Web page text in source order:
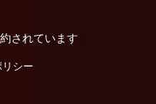
されています
シー